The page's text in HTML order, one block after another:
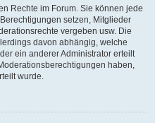
Rechte im Forum. Sie können jede
setzen, Mitglieder
vergeben usw. Die
davon abhängig, welche
ein anderer Administrator erteilt
haben,
wurde.